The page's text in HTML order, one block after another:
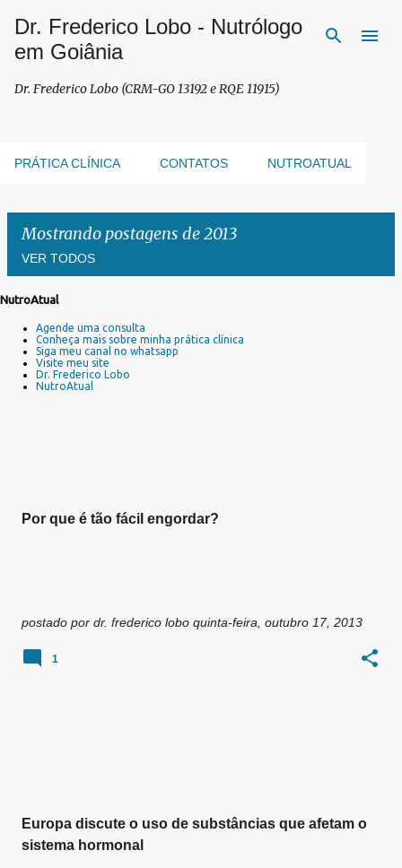
Pular para o conteúdo principal
Dr. Frederico Lobo - Nutrólogo
em Goiânia
Dr. Frederico Lobo (CRM-GO 13192 e RQE 11915)
PRÁTICA CLÍNICA CONTATOS NUTROATUAL
Mostrando postagens de 2013
VER TODOS
NutroAtual
Agende uma consulta
Conheça mais sobre minha prática clínica
Siga meu canal no whatsapp
Visite meu site
Dr. Frederico Lobo
NutroAtual
Por que é tão fácil engordar?
postado por dr. frederico lobo quinta-feira, outubro 17, 2013
1
Europa discute o uso de substâncias que afetam o
sistema hormonal